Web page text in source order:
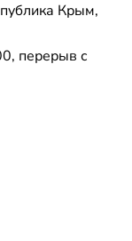
Крым,
перерыв с